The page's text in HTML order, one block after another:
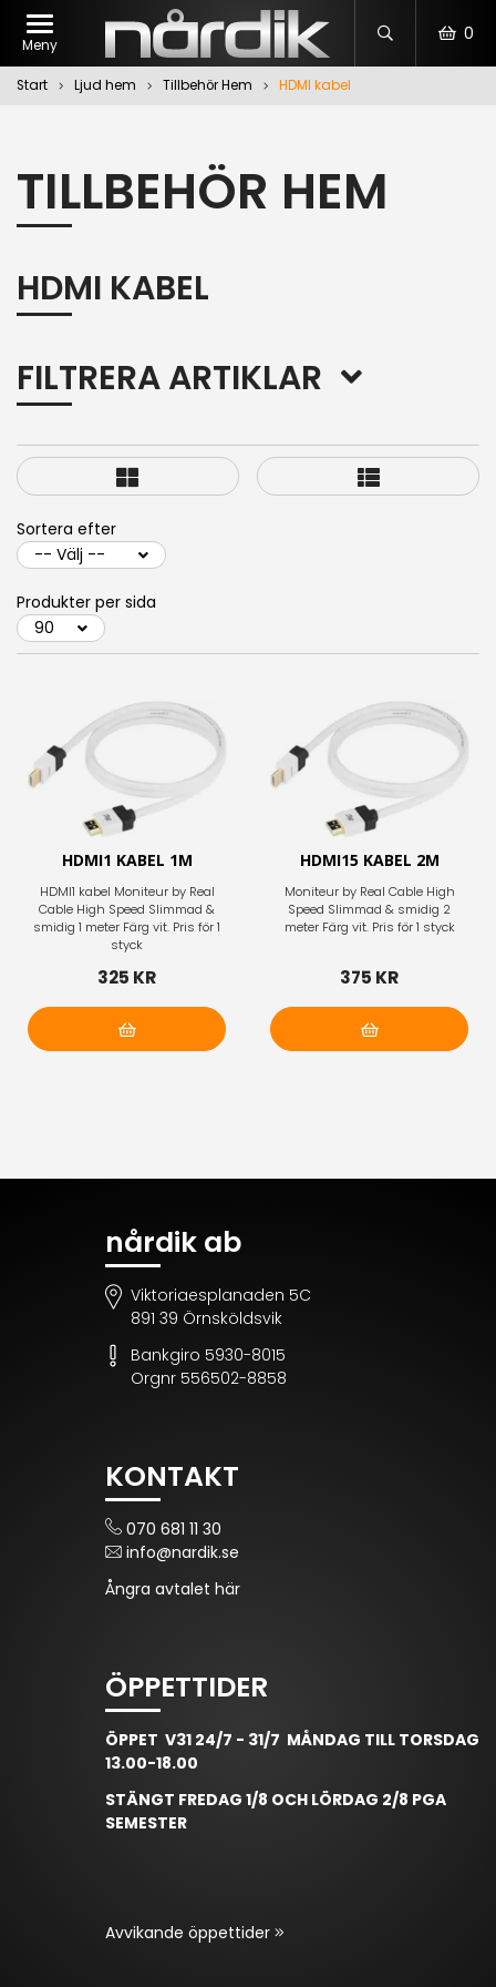
Start Ljud hem Tillbehör Hem HDMI kabel
TILLBEHÖR HEM
HDMI KABEL
FILTRERA ARTIKLAR
Sortera efter
Produkter per sida
HDMI1 KABEL 1M
HDMI1 kabel Moniteur by Real
Cable High Speed Slimmad &
smidig 1 meter Färg vit. Pris för 1
styck
325 KR
HDMI15 KABEL 2M
Moniteur by Real Cable High
Speed Slimmad & smidig 2
meter Färg vit. Pris för 1 styck
375 KR
nårdik ab
Viktoriaesplanaden 5C
891 39 Örnsköldsvik
Bankgiro 5930-8015
Orgnr 556502-8858
KONTAKT
070 681 11 30
info@nardik.se
Ångra avtalet här
ÖPPETTIDER
ÖPPET V31 24/7 - 31/7 MÅNDAG TILL TORSDAG
13.00-18.00
STÄNGT FREDAG 1/8 OCH LÖRDAG 2/8 PGA
SEMESTER
Avvikande öppettider
Meny
0